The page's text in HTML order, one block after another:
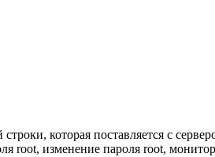
которая поставляется с
root, изменение пароля root,